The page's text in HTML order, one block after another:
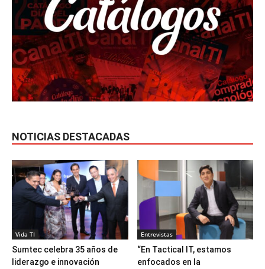
NOTICIAS DESTACADAS
Vida TI
Sumtec celebra 35 años de
liderazgo e innovación
Entrevistas
“En Tactical IT, estamos
enfocados en la